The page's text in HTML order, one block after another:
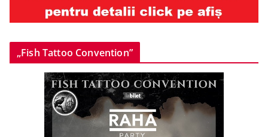
„Fish Tattoo Convention”